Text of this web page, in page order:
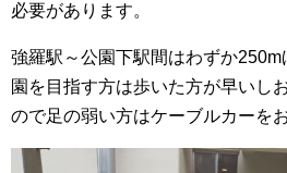
必要があります。
強羅駅～公園下駅間はわずか
園を目指す方は歩いた方が早いし
ので足の弱い方はケーブルカーを